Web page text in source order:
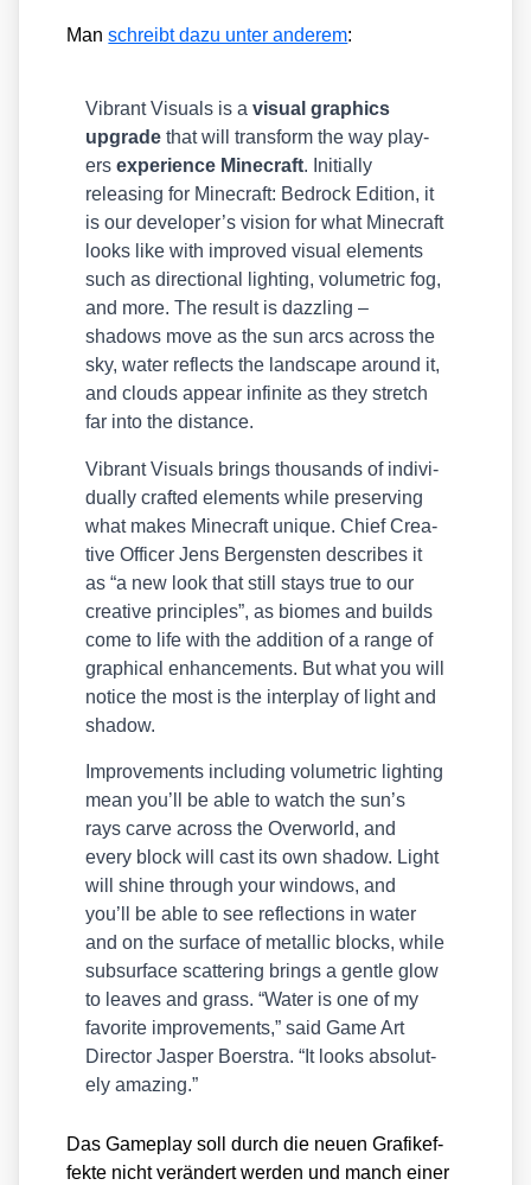
Manschreibt dazu unter ande­rem:
Vibrant Visu­als is avisu­al gra­phics
upgrade that will trans­form the way play­
ersexpe­ri­ence Mine­craft. Initi­al­ly
releasing for Mine­craft: Bed­rock Edi­ti­on, it
is our developer’s visi­on for what Mine­craft
looks like with impro­ved visu­al ele­ments
such as direc­tion­al light­ing, volu­metric fog,
and more. The result is dazz­ling –
shadows move as the sun arcs across the
sky, water reflects the land­scape around it,
and clouds appear infi­ni­te as they stretch
far into the distance.
Vibrant Visu­als brings thou­sands of indi­vi­
du­al­ly craf­ted ele­ments while pre­ser­ving
what makes Mine­craft uni­que. Chief Crea­
ti­ve Offi­cer Jens Ber­gens­ten descri­bes it
as “a new look that still stays true to our
crea­ti­ve prin­ci­ples”, as bio­mes and builds
come to life with the addi­ti­on of a ran­ge of
gra­phi­cal enhance­ments. But what you will
noti­ce the most is the inter­play of light and
shadow.
Impro­ve­ments inclu­ding volu­metric light­ing
mean you’ll be able to watch the sun’s
rays car­ve across the Over­world, and
every block will cast its own shadow. Light
will shi­ne through your win­dows, and
you’ll be able to see reflec­tions in water
and on the sur­face of metal­lic blocks, while
sub­sur­face scat­te­ring brings a gent­le glow
to lea­ves and grass. “Water is one of my
favo­ri­te impro­ve­ments,” said Game Art
Direc­tor Jas­per Boer­s­tra. “It looks abso­lut­
e­ly ama­zing.”
Das Game­play soll durch die neu­en Gra­fik­ef­
fek­te nicht ver­än­dert wer­den und manch einer